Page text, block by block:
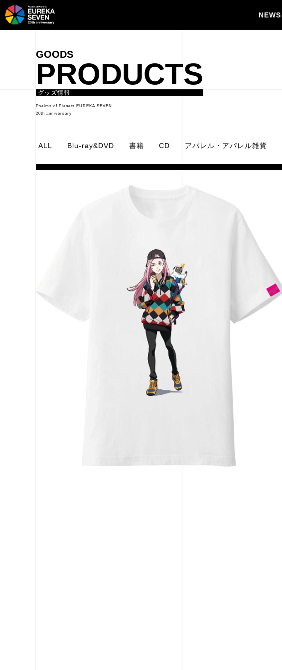
NEWS
PRODUCTS
グッズ情報
Psalms of Planets EUREKA SEVEN
20th anniversary
ALL Blu-ray&DVD 書籍 CD アパレル・アパレル雑貨